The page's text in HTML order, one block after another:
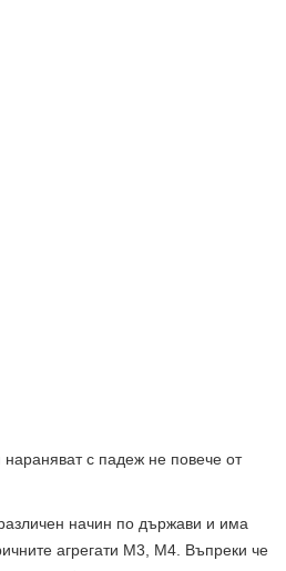
с падеж не повече от
начин по държави и има
агрегати M3, M4. Въпреки че